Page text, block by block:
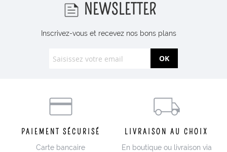
NEWSLETTER
Inscrivez-vous et recevez nos bons plans
OK
PAIEMENT SÉCURISÉ
Carte bancaire
LIVRAISON AU CHOIX
En boutique ou livraison via